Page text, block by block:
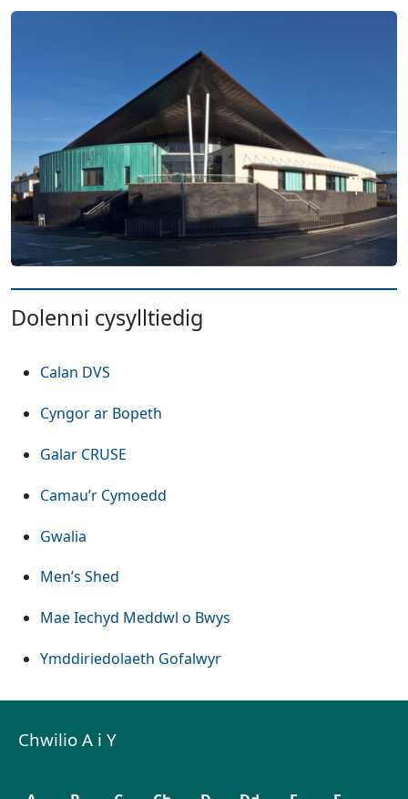
Dolenni cysylltiedig
Calan DVS
Cyngor ar Bopeth
Galar CRUSE
Camau’r Cymoedd
Gwalia
Men’s Shed
Mae Iechyd Meddwl o Bwys
Ymddiriedolaeth Gofalwyr
Chwilio A i Y